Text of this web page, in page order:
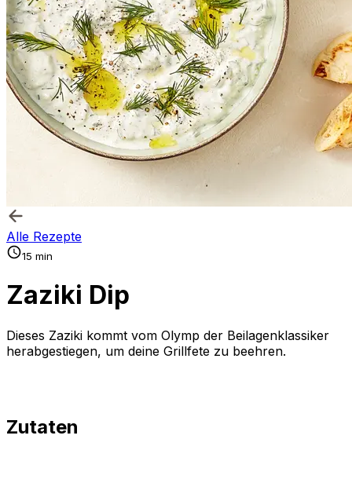
Alle Rezepte
15 min
Zaziki Dip
Dieses Zaziki kommt vom Olymp der Beilagenklassiker
herabgestiegen, um deine Grillfete zu beehren.
Zutaten